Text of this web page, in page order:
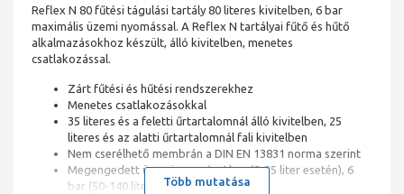
Reflex N 80 fűtési tágulási tartály 80 literes kivitelben, 6 bar
maximális üzemi nyomással. A Reflex N tartályai fűtő és hűtő
alkalmazásokhoz készült, álló kivitelben, menetes
csatlakozással.
Zárt fűtési és hűtési rendszerekhez
Menetes csatlakozásokkal
35 literes és a feletti űrtartalomnál álló kivitelben, 25
literes és az alatti űrtartalomnál fali kivitelben
Nem cserélhető membrán a DIN EN 13831 norma szerint
Megengedett üzemi nyomás 4 bar (8-35 liter esetén), 6
bar (50-140 liter esetén)Több mutatása